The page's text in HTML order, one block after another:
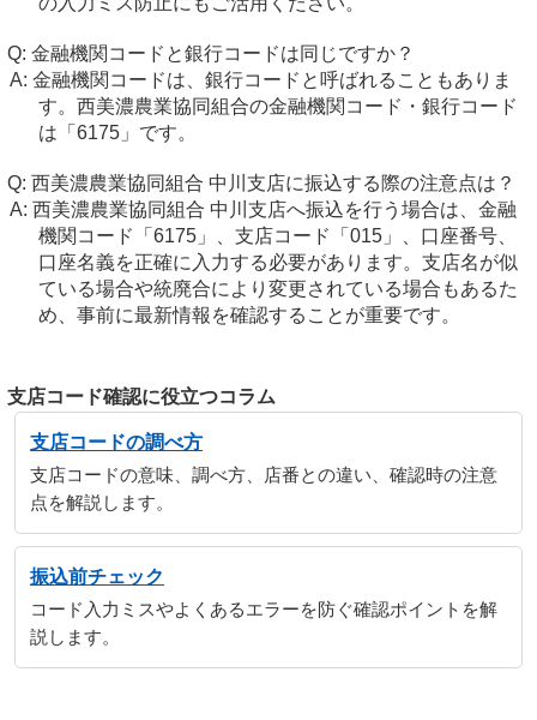
金融機関コードと銀行コードは同じですか？
金融機関コードは、銀行コードと呼ばれることもありま
す。西美濃農業協同組合の金融機関コード・銀行コード
は「6175」です。
西美濃農業協同組合 中川支店に振込する際の注意点は？
西美濃農業協同組合 中川支店へ振込を行う場合は、金融
機関コード「6175」、支店コード「015」、口座番号、
口座名義を正確に入力する必要があります。支店名が似
ている場合や統廃合により変更されている場合もあるた
め、事前に最新情報を確認することが重要です。
支店コード確認に役立つコラム
支店コードの調べ方
支店コードの意味、調べ方、店番との違い、確認時の注意
点を解説します。
振込前チェック
コード入力ミスやよくあるエラーを防ぐ確認ポイントを解
説します。